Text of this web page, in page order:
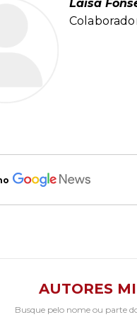
Laísa
AUTORES
Busque pelo nome ou parte